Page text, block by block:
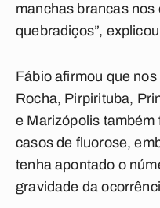
manchas brancas
quebradiços”,
Fábio afirmou que
Rocha, Pirpirituba,
e Marizópolis
casos de fluorose,
tenha apontado o
gravidade da